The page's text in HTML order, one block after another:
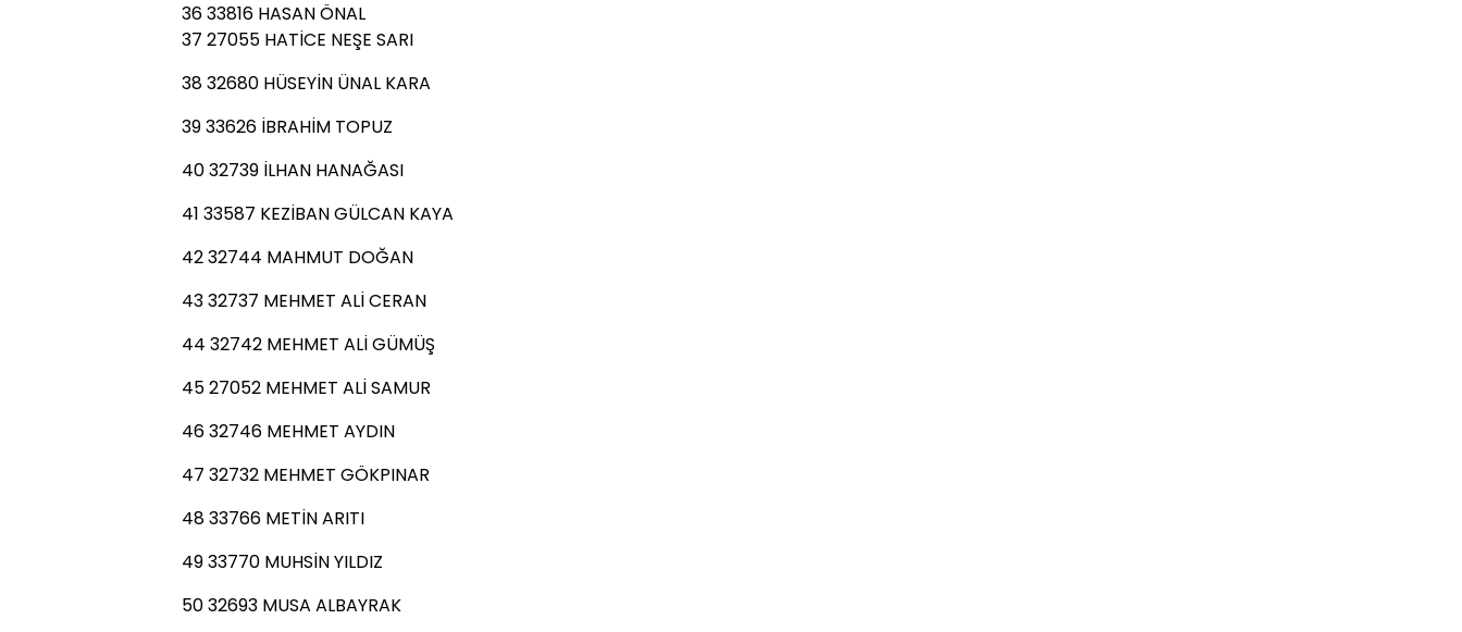
36 33816 HASAN ÖNAL
37 27055 HATİCE NEŞE SARI
38 32680 HÜSEYİN ÜNAL KARA
39 33626 İBRAHİM TOPUZ
40 32739 İLHAN HANAĞASI
41 33587 KEZİBAN GÜLCAN KAYA
42 32744 MAHMUT DOĞAN
43 32737 MEHMET ALİ CERAN
44 32742 MEHMET ALİ GÜMÜŞ
45 27052 MEHMET ALİ SAMUR
46 32746 MEHMET AYDIN
47 32732 MEHMET GÖKPINAR
48 33766 METİN ARITI
49 33770 MUHSİN YILDIZ
50 32693 MUSA ALBAYRAK